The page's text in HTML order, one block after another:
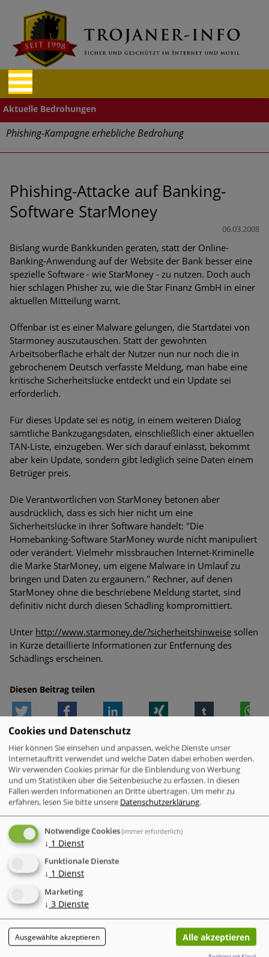
Phishing-Kampagne erhebliche Bedrohung
Identitätsdiebstahl
Exponentiell wachsende Risiken, eine immer
unübersichtlichere Cyber-Bedrohungslage – was CISOs jetzt
Digitale Assets aller Arten im Fokus der aktuellen Cyber-
Bedrohungen
Ungebremster Aufstieg: Mega-Ransomware. Deutsche
unterschätzen
Weiterentwicklung der HTTP-basierten Cyberangriffe lässt
Experten vor Tsunami bei Web-DDoS-Angriffen warnen
Phishing-Trend: Führungskräfte im Visier. Was hilft gegen
Aktuelle Phishing-Kampagnen mit großen Markennamen –
Amazon hat nun reagiert
Fake-Unternehmensprofile auf LinkedIn: Unternehmen und
Cyber Experience Center in Augsburg
Phishing-Attacke auf Banking-
Software StarMoney
06.03.2008
Bislang wurde Bankkunden geraten, statt der Online-
Banking-Anwendung auf der Website der Bank besser eine
spezielle Software - wie StarMoney - zu nutzen. Doch auch
hier schlagen Phisher zu, wie die Star Finanz GmbH in einer
aktuellen Mitteilung warnt.
Offenbar ist es einer Malware gelungen, die Startdatei von
Starmoney auszutauschen. Statt der gewohnten
Arbeitsoberfläche erhält der Nutzer nun nur noch die in
gebrochenem Deutsch verfasste Meldung, man habe eine
kritische Sicherheitslücke entdeckt und ein Update sei
erforderlich.
Für dieses Update sei es nötig, in einem weiteren Dialog
sämtliche Bankzugangsdaten, einschließlich einer aktuellen
TAN-Liste, einzugeben. Wer sich darauf einlässt, bekommt
aber kein Update, sondern gibt lediglich seine Daten einem
Betrüger preis.
Die Verantwortlichen von StarMoney betonen aber
ausdrücklich, dass es sich hier nicht um eine
Sicherheitslücke in ihrer Software handelt: "Die
Homebanking-Software StarMoney wurde nicht manipuliert
oder verändert. Vielmehr missbrauchen Internet-Kriminelle
die Marke StarMoney, um eigene Malware in Umlauf zu
bringen und Daten zu ergaunern." Rechner, auf denen
StarMoney ohne die beschriebene Meldung startet, sind
definitiv nicht durch diesen Schädling kompromittiert.
Unter http://www.starmoney.de/?sicherheitshinweise sollen
in Kürze detaillierte Informationen zur Entfernung des
Schädlings erscheinen.
Diesen Beitrag teilen
Facebook LinkedIn tumblr
VERWANDTE MELDUNGEN
Mac-Nutzer sind häufiger von
Software und Transparenz
entscheidend sind
Cookies und Datenschutz
Hier können Sie einsehen und anpassen, welche Dienste unser
Internetauftritt verwendet und welche Daten dabei erhoben werden.
Wir verwenden Cookies primär für die Einblendung von Werbung
und um Statistiken über die Seitenbesuche zu erfassen. In diesen
Fällen werden Informationen an Dritte übertragen. Um mehr zu
erfahren, lesen Sie bitte unsere Datenschutzerklärung.
Notwendige Cookies(immer erforderlich)
↓ 1 Dienst
Funktionale Dienste
↓ 1 Dienst
Marketing
↓ 3 Dienste
Ausgewählte akzeptieren Alle akzeptieren